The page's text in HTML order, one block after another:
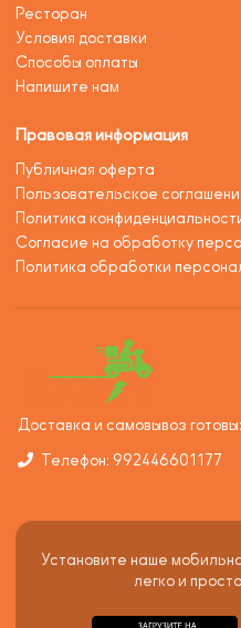
Ресторан
Условия доставки
Способы оплаты
Напишите нам
Правовая информация
Публичная оферта
Пользовательское
Политика
Согласие на обработку
Политика обработки
Доставка и самовывоз
Телефон: 992446601177
Установите наше
легко и